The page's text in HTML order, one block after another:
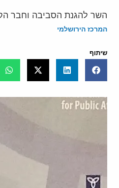
השר להגנת הסביבה וחבר
המרכז הירושלמי
שיתוף